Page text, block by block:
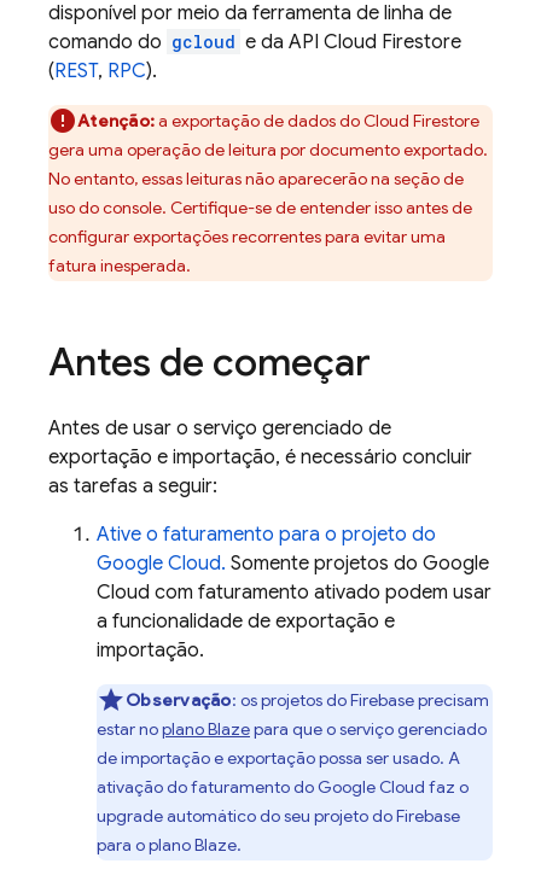
disponível por meio da ferramenta de linha de
comando do gcloud e da API Cloud Firestore
(REST, RPC).
Atenção:a exportação de dados doCloud Firestore
gera uma operação de leitura por documento exportado.
No entanto, essas leituras não aparecerão na seção de
uso do console. Certifique-se de entender isso antes de
configurar exportações recorrentes para evitar uma
fatura inesperada.
Antes de começar
Antes de usar o serviço gerenciado de
exportação e importação, é necessário concluir
as tarefas a seguir:
Ative o faturamento para o projeto do
Google Cloud. Somente projetos do Google
Cloud com faturamento ativado podem usar
a funcionalidade de exportação e
importação.
Observação: os projetos do Firebase precisam
estar noplano Blazepara que o serviço gerenciado
de importação e exportação possa ser usado. A
ativação do faturamento do Google Cloud faz o
upgrade automático do seu projeto do Firebase
para o plano Blaze.